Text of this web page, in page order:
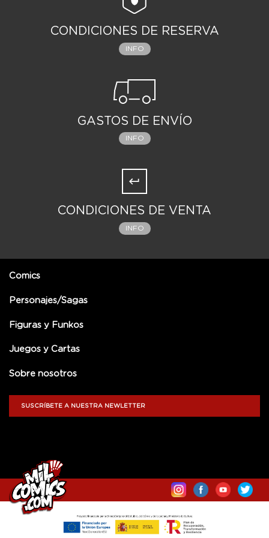
CONDICIONES DE RESERVA
INFO
GASTOS DE ENVÍO
INFO
CONDICIONES DE VENTA
INFO
Comics
Personajes/Sagas
Figuras y Funkos
Juegos y Cartas
Sobre nosotros
SUSCRÍBETE A NUESTRA NEWLETTER